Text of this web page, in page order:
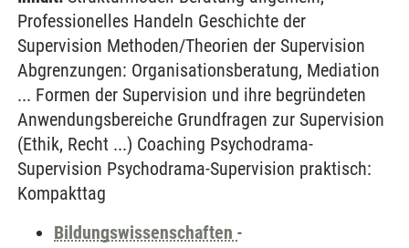
Professionelles Handeln Geschichte der
Supervision Methoden/Theorien der Supervision
Abgrenzungen: Organisationsberatung, Mediation
... Formen der Supervision und ihre begründeten
Anwendungsbereiche Grundfragen zur Supervision
(Ethik, Recht ...) Coaching Psychodrama-
Supervision Psychodrama-Supervision praktisch:
Kompakttag
Bildungswissenschaften -